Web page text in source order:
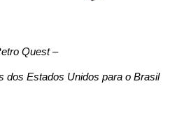
Quest–
dos Estados Unidos para o Brasil